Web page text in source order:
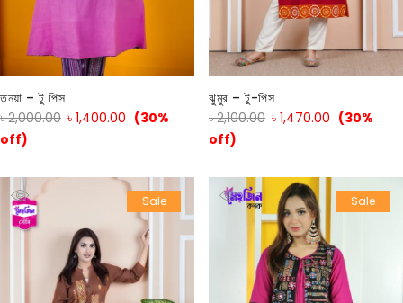
তনয়া – টু পিস
৳2,000.00 ৳ 1,400.00 (30%
off)
ঝুমুর – টু-পিস
৳2,100.00 ৳ 1,470.00 (30%
off)
Sale Sale